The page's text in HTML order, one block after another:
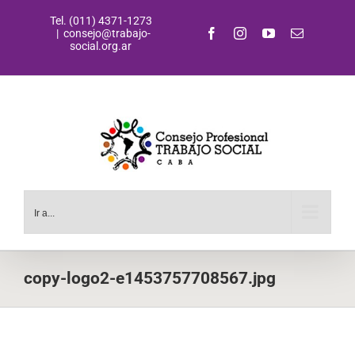
Tel. (011) 4371-1273
| consejo@trabajo-
social.org.ar
FacebookInstagramYouTubeCorreo
Ir a...
copy-logo2-e1453757708567.jpg